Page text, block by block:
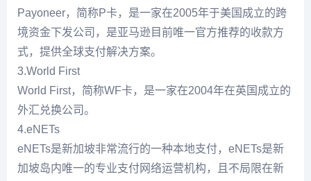
Payoneer，简称P卡，是一家在2005年于美国成立的跨
境资金下发公司，是亚马逊目前唯一官方推荐的收款方
式，提供全球支付解决方案。
3.World First
World First，简称WF卡，是一家在2004年在英国成立的
外汇兑换公司。
4.eNETs
eNETs是新加坡非常流行的一种本地支付，eNETs是新
加坡岛内唯一的专业支付网络运营机构，且不局限在新